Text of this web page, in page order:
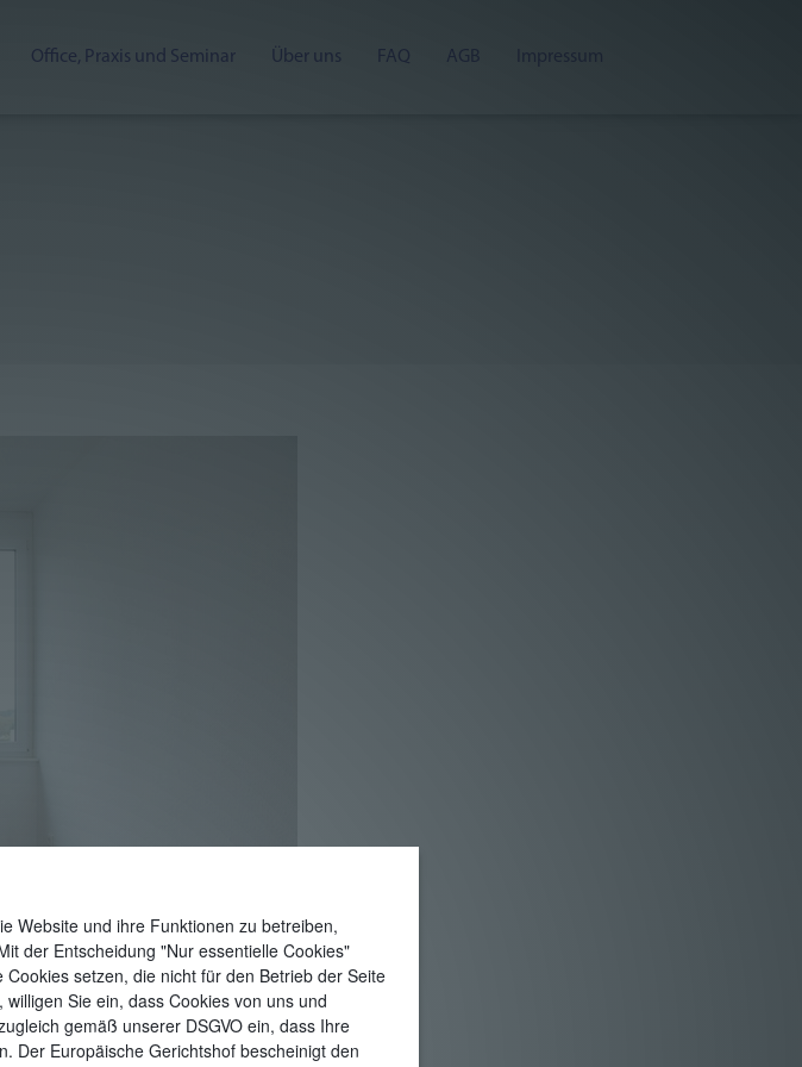
Office, Praxis und Seminar Über uns FAQ AGB Impressum
Website und ihre Funktionen zu betreiben,
der Entscheidung "Nur essentielle Cookies"
setzen, die nicht für den Betrieb der Seite
Sie ein, dass Cookies von uns und
gemäß unserer DSGVO ein, dass Ihre
Der Europäische Gerichtshof bescheinigt den